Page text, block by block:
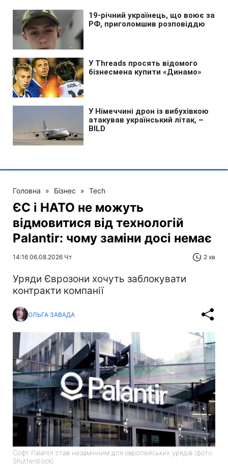
Головна » Бізнес » Tech
ЄС і НАТО не можуть
відмовитися від технологій
Palantir: чому заміни досі немає
14:16 06.08.2026 Чт 2 хв
Уряди Єврозони хочуть заблокувати
контракти компанії
ОЛЬГА ЗАВАДА
Софт Palantir став незамінним для європейських урядів (фото:
Shutterstock)